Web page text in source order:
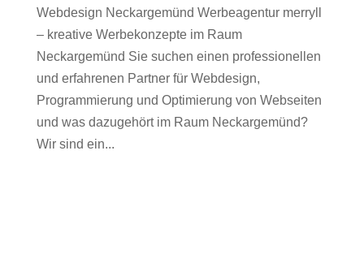
Webdesign Neckargemünd Werbeagentur merryll
– kreative Werbekonzepte im Raum
Neckargemünd Sie suchen einen professionellen
und erfahrenen Partner für Webdesign,
Programmierung und Optimierung von Webseiten
und was dazugehört im Raum Neckargemünd?
Wir sind ein...